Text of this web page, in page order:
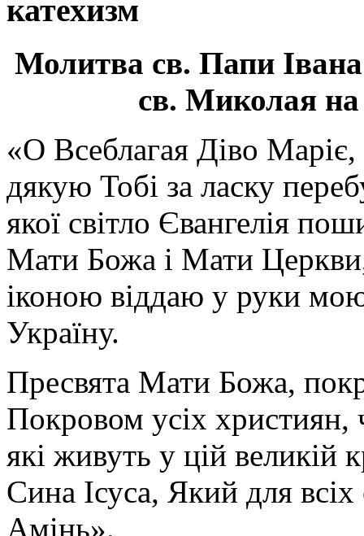
катехизм
Молитва св. Папи
св. Миколая на
«О Всеблагая Діво
дякую Тобі за ласку
якої світло Євангелія
Мати Божа і Мати
іконою віддаю у руки
Україну.
Пресвята Мати Божа,
Покровом усіх християн,
які живуть у цій великій
Сина Ісуса, Який для
Амінь».